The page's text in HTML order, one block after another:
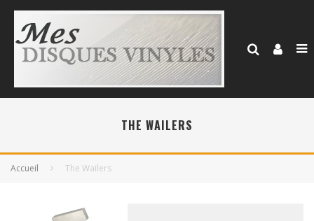
THE WAILERS
Accueil The Wailers